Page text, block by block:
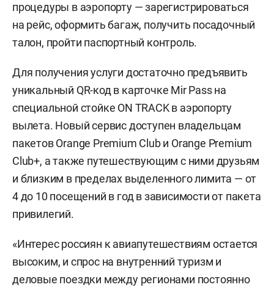
процедуры в аэропорту — зарегистрироваться
на рейс, оформить багаж, получить посадочный
талон, пройти паспортный контроль.
Для получения услуги достаточно предъявить
уникальный QR-код в карточке Mir Pass на
специальной стойке ON TRACK в аэропорту
вылета. Новый сервис доступен владельцам
пакетов Orange Premium Club и Orange Premium
Club+, а также путешествующим с ними друзьям
и близким в пределах выделенного лимита — от
4 до 10 посещений в год в зависимости от пакета
привилегий.
«Интерес россиян к авиапутешествиям остается
высоким, и спрос на внутренний туризм и
деловые поездки между регионами постоянно